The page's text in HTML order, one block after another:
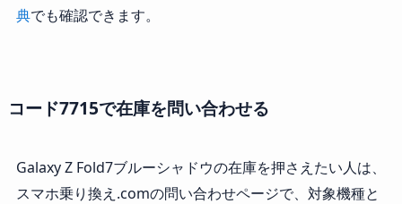
典でも確認できます。
コード7715で在庫を問い合わせる
Galaxy Z Fold7ブルーシャドウの在庫を押さえたい人は、
スマホ乗り換え.comの問い合わせページで、対象機種と